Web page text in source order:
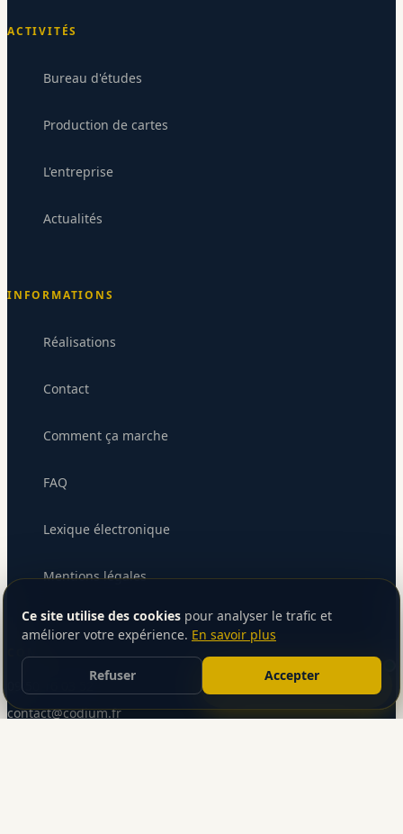
Ce site utilise des cookies pour analyser le trafic et
améliorer votre expérience. En savoir plus
Refuser Accepter
ACTIVITÉS
Bureau d'études
Production de cartes
L'entreprise
Actualités
INFORMATIONS
Réalisations
Contact
Comment ça marche
FAQ
Lexique électronique
Mentions légales
09 50 16 03 52
contact@codium.fr
CE Codium Electronique
Parlons de votre projet